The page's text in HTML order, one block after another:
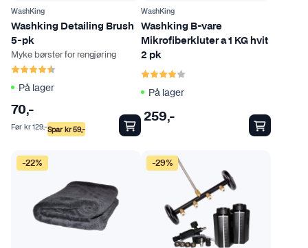
v
a
r
t
e
WashKing
Washking Detailing Brush
5-pk
Myke børster for rengjøring
Karakter:
På lager
70,-
Spar kr59,-
Før kr129,-
WashKing
Washking B-vare
Mikrofiberkluter a 1 KG hvit
2 pk
Karakter:
På lager
259,-
-22% -29%